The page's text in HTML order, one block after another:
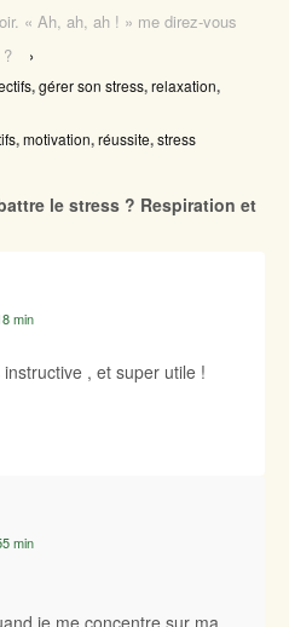
« Ah, ah, ah ! » me direz-vous
?
›
,gérer son stress,relaxation,
,motivation,réussite,stress
le stress ? Respiration et
min
, et super utile !
min
je me concentre sur ma